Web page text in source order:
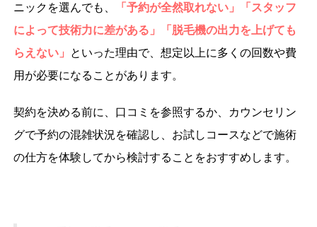
ニックを選んでも、
「予約が全然取れない」「スタッフ
によって技術力に差がある」「脱毛機の出力を上げても
らえない」
といった理由で、想定以上に多くの回数や費
用が必要になることがあります。
契約を決める前に、口コミを参照するか、カウンセリン
グで予約の混雑状況を確認し、お試しコースなどで施術
の仕方を体験してから検討することをおすすめします。